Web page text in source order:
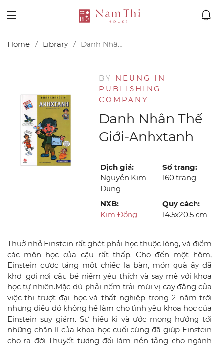
Home Library Danh Nhân Thế Giới-Anhxtanh
BY NEUNG IN
PUBLISHING
COMPANY
Danh Nhân Thế
Giới-Anhxtanh
Dịch giả:
Nguyễn Kim
Dung
Số trang:
160 trang
NXB:
Kim Đồng
Quy cách:
14.5x20.5 cm
Thuở nhỏ Einstein rất ghét phải học thuộc lòng, và điểm
các môn học của cậu rất thấp. Cho đến một hôm,
Einstein được tặng một chiếc la bàn, món quà ấy đã
khơi gợi nơi cậu bé niềm yêu thích và say mê với khoa
học tự nhiên.Mặc dù phải nếm trải mùi vị cay đắng của
việc thi trượt đại học và thất nghiệp trong 2 năm trời
nhưng điều đó không hề làm cho tình yêu khoa học của
Einstein suy giảm. Sự hiếu kì và ước mong hướng tới
những chân lí của khoa học cuối cùng đã giúp Einstein
cho ra đời Thuyết tương đối làm nền tảng cho ngành